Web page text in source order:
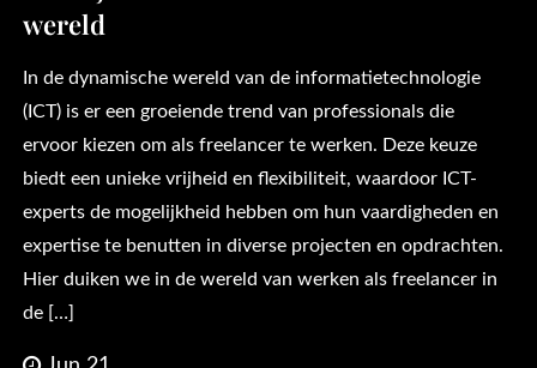
wereld
In de dynamische wereld van de informatietechnologie
(ICT) is er een groeiende trend van professionals die
ervoor kiezen om als freelancer te werken. Deze keuze
biedt een unieke vrijheid en flexibiliteit, waardoor ICT-
experts de mogelijkheid hebben om hun vaardigheden en
expertise te benutten in diverse projecten en opdrachten.
Hier duiken we in de wereld van werken als freelancer in
de […]